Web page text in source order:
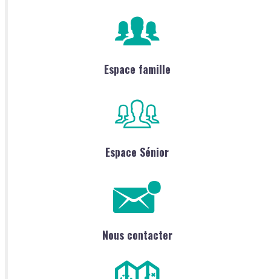
Espace famille
Espace Sénior
Nous contacter